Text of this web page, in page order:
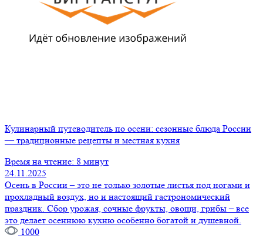
Кулинарный путеводитель по осени: сезонные блюда России
— традиционные рецепты и местная кухня
Время на чтение: 8 минут
24.11.2025
Осень в России – это не только золотые листья под ногами и
прохладный воздух, но и настоящий гастрономический
праздник. Сбор урожая, сочные фрукты, овощи, грибы – все
это делает осеннюю кухню особенно богатой и душевной.
1000